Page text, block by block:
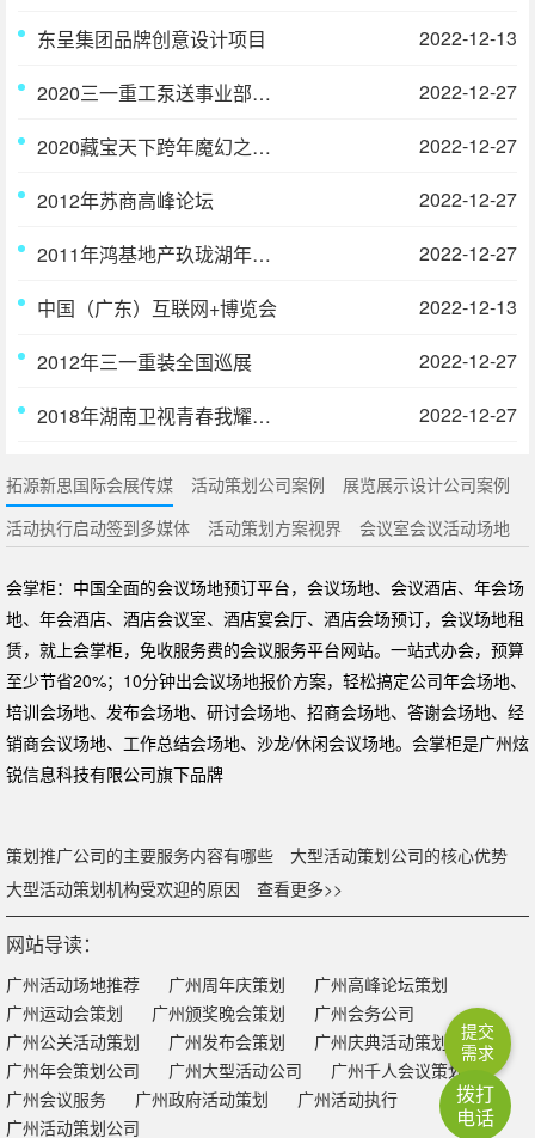
东呈集团品牌创意设计项目
2022-12-13
2020三一重工泵送事业部年度答谢盛典
2022-12-27
2020藏宝天下跨年魔幻之夜活动策划与执行
2022-12-27
2012年苏商高峰论坛
2022-12-27
2011年鸿基地产玖珑湖年度广告片首映式
2022-12-27
中国（广东）互联网+博览会
2022-12-13
2012年三一重装全国巡展
2022-12-27
2018年湖南卫视青春我耀新时代2019发布会
2022-12-27
拓源新思国际会展传媒 活动策划公司案例
展览展示设计公司案例
活动执行启动签到多媒体
活动策划方案视界 会议室会议活动场地
会掌柜：中国全面的会议场地预订平台，会议场地、会议酒店、年会场
地、年会酒店、酒店会议室、酒店宴会厅、酒店会场预订，会议场地租
赁，就上会掌柜，免收服务费的会议服务平台网站。一站式办会，预算
至少节省20%；10分钟出会议场地报价方案，轻松搞定公司年会场地、
培训会场地、发布会场地、研讨会场地、招商会场地、答谢会场地、经
销商会议场地、工作总结会场地、沙龙/休闲会议场地。会掌柜是广州炫
锐信息科技有限公司旗下品牌
策划推广公司的主要服务内容有哪些
大型活动策划公司的核心优势
大型活动策划机构受欢迎的原因
查看更多>>
网站导读：
广州活动场地推荐 广州周年庆策划
广州高峰论坛策划
广州运动会策划
广州颁奖晚会策划
广州会务公司
广州公关活动策划
广州发布会策划
广州庆典活动策划
广州年会策划公司
广州大型活动公司
广州千人会议策划
广州会议服务
广州政府活动策划
广州活动执行
广州活动策划公司
提交
需求
拨打
电话